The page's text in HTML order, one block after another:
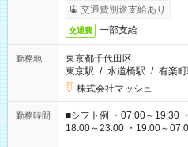
交通費別途支給あり
交通費 一部支給
勤務地
東京都千代田区
東京駅 / 水道橋駅 / 有楽
株式会社マッシュ
勤務時間
■シフト例 ・07:00～19:30
18:00～23:00 ・19:00～
etc ★最短で3時間で5,120円のお仕事から 15時間で2万円近く稼